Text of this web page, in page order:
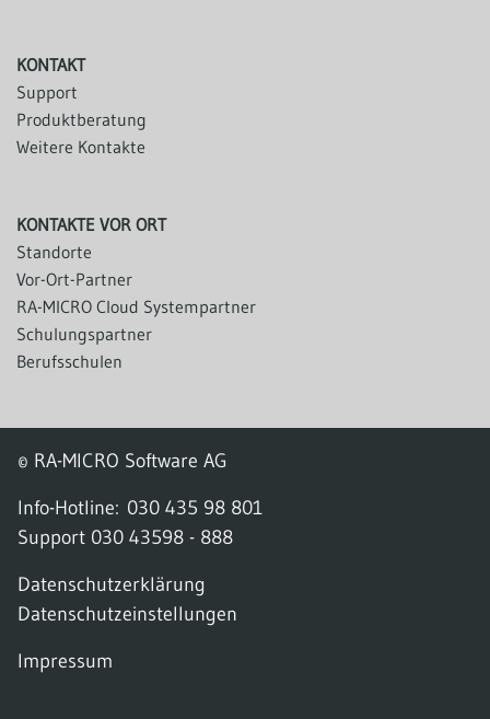
KONTAKT
Support
Produktberatung
Weitere Kontakte
KONTAKTE VOR ORT
Standorte
Vor-Ort-Partner
RA-MICRO Cloud Systempartner
Schulungspartner
Berufsschulen
© RA-MICRO Software AG
Info-Hotline: 030 435 98 801
Support 030 43598 - 888
Datenschutzerklärung
Datenschutzeinstellungen
Impressum